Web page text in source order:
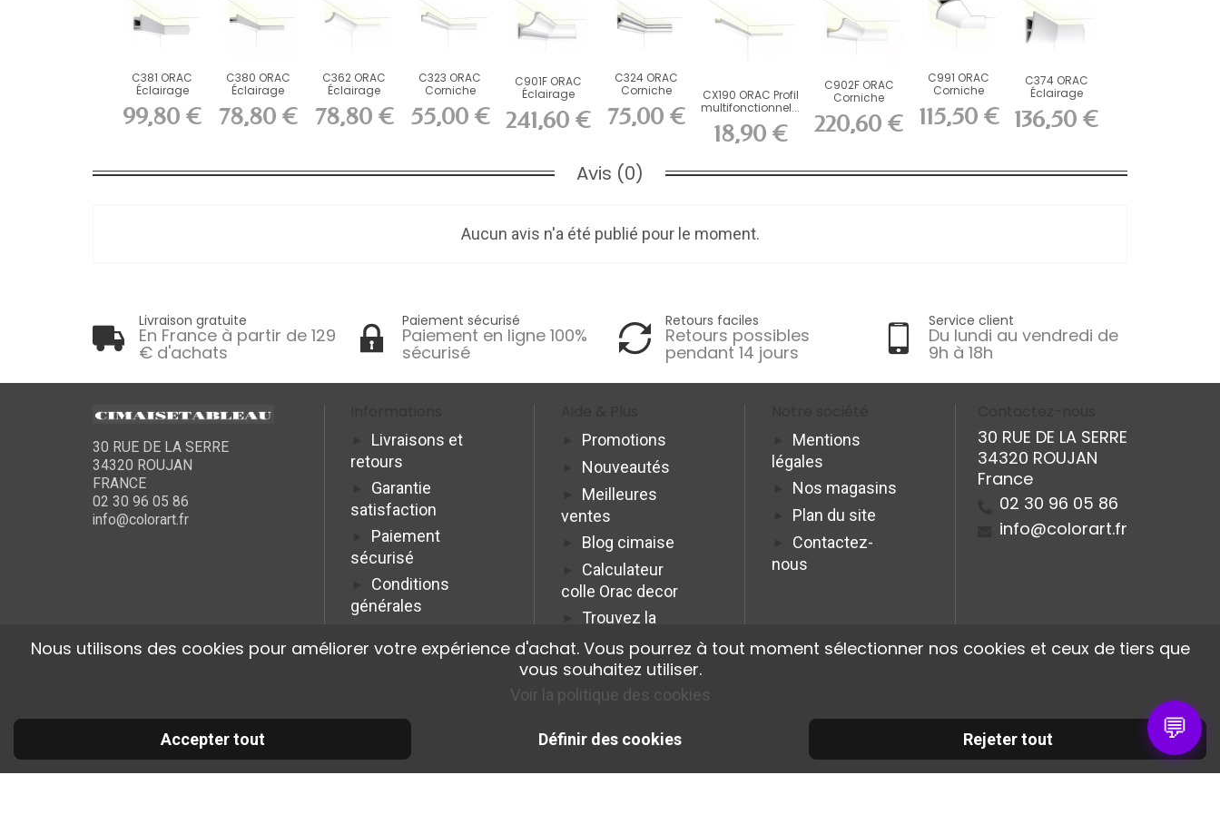
C381 ORAC
Éclairage
Purotouch...
99,80 €
C380 ORAC
Éclairage
Purotouch...
78,80 €
C362 ORAC
Éclairage
Purotouch...
78,80 €
C323 ORAC
Corniche
L200 x H5,5 x...
55,00 €
C901F ORAC
Éclairage
indirect
flexible...
241,60 €
C324 ORAC
Corniche
L200 x H8,3 x...
75,00 €
CX190 ORAC Profil
multifonctionnel...
18,90 €
C902F ORAC
Corniche
flexible Flex L200
x...
220,60 €
C991 ORAC
Corniche
L200 x H11 x...
115,50 €
C374 ORAC
Éclairage
indirect
Purotouch...
136,50 €
Avis (0)
Aucun avis n'a été publié pour le moment.
Livraison gratuite
En France à partir de 129
€ d'achats
Paiement sécurisé
Paiement en ligne 100%
sécurisé
Retours faciles
Retours possibles
pendant 14 jours
Service client
Du lundi au vendredi de
9h à 18h
30 RUE DE LA SERRE
34320 ROUJAN
FRANCE
02 30 96 05 86
info@colorart.fr
Livraisons et
retours
Garantie
satisfaction
Paiement
sécurisé
Conditions
générales
Promotions
Nouveautés
Meilleures
ventes
Blog cimaise
Calculateur
colle Orac decor
Trouvez la
cimaise idéale
Programme
Affiliation Pro
Mentions
légales
Nos magasins
Plan du site
Contactez-
nous
30 RUE DE LA SERRE
34320 ROUJAN
France
02 30 96 05 86
info@colorart.fr
💬
© 2026 Cimaise Tableau. Tous droits réservés.
Nous utilisons des cookies pour améliorer votre expérience d'achat. Vous pourrez à tout moment sélectionner nos cookies et ceux de tiers que
vous souhaitez utiliser.
Voir la politique des cookies
Accepter tout Rejeter tout
Définir des cookies